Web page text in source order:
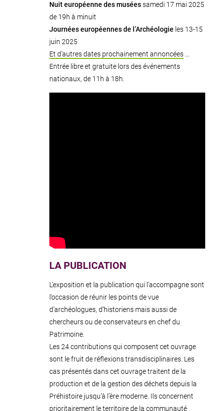
Nuit européenne des muséessamedi 17 mai 2025
de 19h à minuit
Journées européennes de l’Archéologie les 13-15
juin 2025
Et d’autres dates prochainement annoncées...
Entrée libre et gratuite lors des événements
nationaux, de 11h à 18h.
LA PUBLICATION
L’exposition et la publication qui l’accompagne sont
l’occasion de réunir les points de vue
d’archéologues, d’historiens mais aussi de
chercheurs ou de conservateurs en chef du
Patrimoine.
Les 24 contributions qui composent cet ouvrage
sont le fruit de réflexions transdisciplinaires. Les
cas présentés dans cet ouvrage traitent de la
production et de la gestion des déchets depuis la
Préhistoire jusqu’à l’ère moderne. Ils concernent
prioritairement le territoire de la communauté